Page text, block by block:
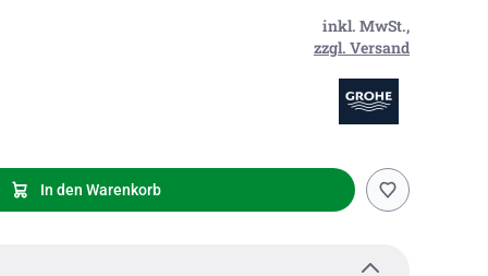
inkl. MwSt.,
zzgl. Versand
In den Warenkorb